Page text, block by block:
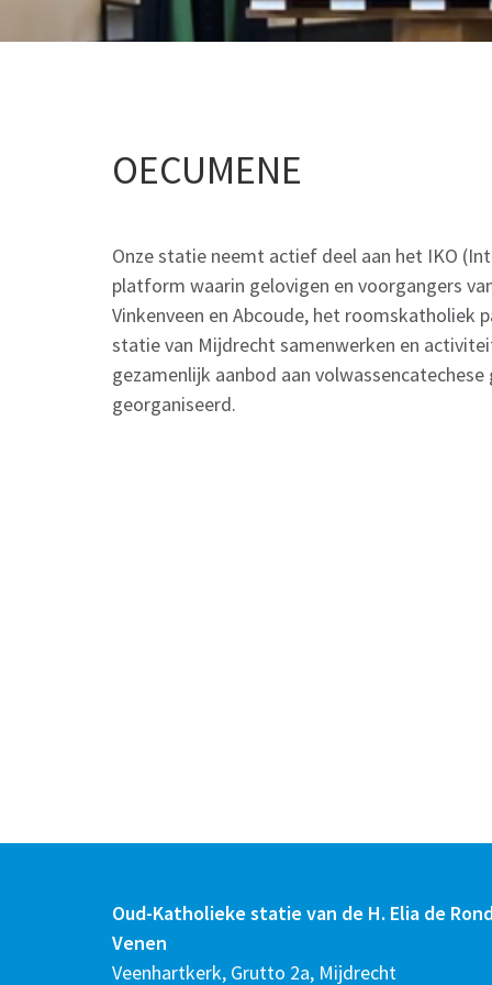
OECUMENE
Onze statie neemt actief deel aan het IKO
platform waarin gelovigen en voorgangers
Vinkenveen en Abcoude, het roomskatholiek
statie van Mijdrecht samenwerken en
gezamenlijk aanbod aan
georganiseerd.
Oud-Katholieke statie van de H. Elia de
Venen
Veenhartkerk, Grutto 2a, Mijdrecht